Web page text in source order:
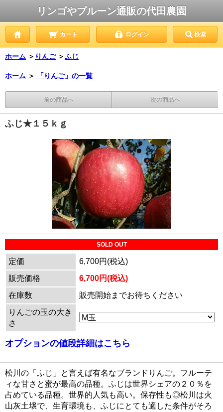
リンゴやプルーン通販の代田農園
カート ログイン 検索
ホーム ＞ りんご ＞ふじ
ホーム ＞ 「りんご」の一覧
前の商品へ 次の商品へ
ふじ★１５ｋｇ
SOLD OUT
定価
6,700円(税込)
販売価格
6,700円(税込)
在庫数
販売開始までお待ちください
りんごの玉の大き
さ
オプションの値段詳細はこちら
松川の「ふじ」と言えば有名なブランドりんご。フルーテ
ィな甘さと蜜が最高の品種。ふじは世界シェアの２０％を
占めている品種。世界的人気も高い。保存性も◎松川は火
山灰土壌で、生育環境も、ふじにとても適した条件がそろ